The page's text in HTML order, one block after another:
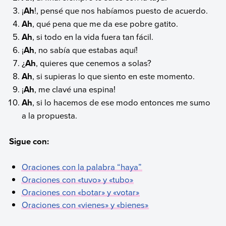
¡Ah!, pensé que nos habíamos puesto de acuerdo.
Ah, qué pena que me da ese pobre gatito.
Ah, si todo en la vida fuera tan fácil.
¡Ah, no sabía que estabas aquí!
¿Ah, quieres que cenemos a solas?
Ah, si supieras lo que siento en este momento.
¡Ah, me clavé una espina!
Ah, si lo hacemos de ese modo entonces me sumo
a la propuesta.
Sigue con:
Oraciones con la palabra “haya”
Oraciones con «tuvo» y «tubo»
Oraciones con «botar» y «votar»
Oraciones con «vienes» y «bienes»